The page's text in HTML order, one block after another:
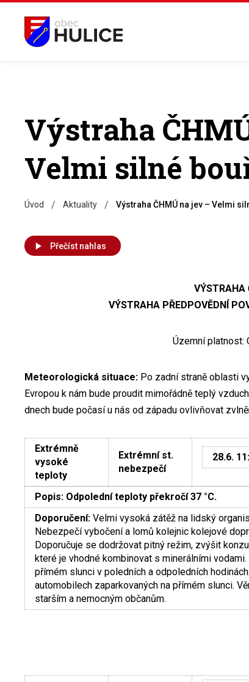
Výstraha
Velmi silné
Úvod / Aktuality / Výstraha ČHMÚ na jev – Velmi
Přečíst nahlas
VÝSTRAHA
VÝSTRAHA PŘEDPOVĚDNÍ
Územní platnost:
Meteorologická situace: Po zadní straně oblasti
Evropou k nám bude proudit mimořádně teplý
dnech bude počasí u nás od západu ovlivňovat
Extrémně
vysoké
teploty
Extrémní st.
nebezpečí
28.6.
Popis: Odpolední teploty překročí 37 °C.
Doporučení: Velmi vysoká zátěž na lidský
Nebezpečí vybočení a lomů kolejnic kolejové
Doporučuje se dodržovat pitný režim, zvýšit
které je vhodné kombinovat s minerálními
přímém slunci v poledních a odpoledních
automobilech zaparkovaných na přímém slunci.
starším a nemocným občanům.